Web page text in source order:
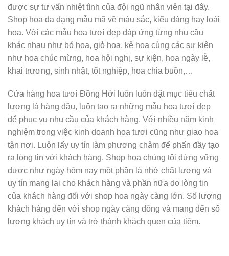
được sự tư vấn nhiệt tình của đội ngũ nhân viên tại đây.
Shop hoa đa dạng mẫu mã về màu sắc, kiểu dáng hay loài
hoa. Với các mẫu hoa tươi đẹp đáp ứng từng nhu cầu
khác nhau như bó hoa, giỏ hoa, kệ hoa cùng các sự kiện
như hoa chúc mừng, hoa hội nghị, sự kiện, hoa ngày lễ,
khai trương, sinh nhật, tốt nghiệp, hoa chia buồn,…
Cửa hàng hoa tươi Đồng Hới luôn luôn đặt mục tiêu chất
lượng là hàng đầu, luôn tạo ra những mẫu hoa tươi đẹp
để phục vụ nhu cầu của khách hàng. Với nhiều năm kinh
nghiệm trong việc kinh doanh hoa tươi cũng như giao hoa
tận nơi. Luôn lấy uy tín làm phương châm để phấn đầy tạo
ra lòng tin với khách hàng. Shop hoa chúng tôi đứng vững
được như ngày hôm nay một phần là nhờ chất lượng và
uy tín mang lại cho khách hàng và phần nữa do lòng tin
của khách hàng đối với shop hoa ngày càng lớn. Số lượng
khách hàng đến với shop ngày càng đông và mang đến số
lượng khách uy tín và trở thành khách quen của tiệm.